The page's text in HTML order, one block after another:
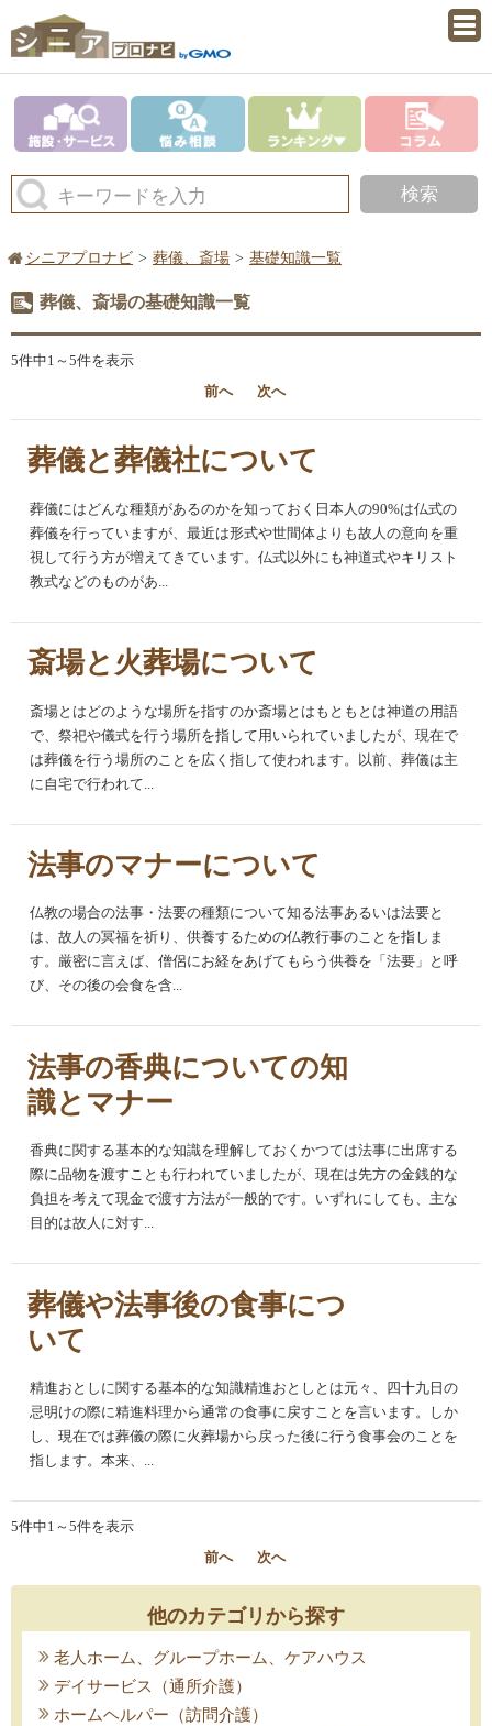
キーワードを入力 検索
シニアプロナビ 葬儀、斎場 基礎知識一覧
葬儀、斎場の基礎知識一覧
5件中1～5件を表示
前へ 次へ
葬儀と葬儀社について
葬儀にはどんな種類があるのかを知っておく日本人の90%は仏式の
葬儀を行っていますが、最近は形式や世間体よりも故人の意向を重
視して行う方が増えてきています。仏式以外にも神道式やキリスト
教式などのものがあ...
斎場と火葬場について
斎場とはどのような場所を指すのか斎場とはもともとは神道の用語
で、祭祀や儀式を行う場所を指して用いられていましたが、現在で
は葬儀を行う場所のことを広く指して使われます。以前、葬儀は主
に自宅で行われて...
法事のマナーについて
仏教の場合の法事・法要の種類について知る法事あるいは法要と
は、故人の冥福を祈り、供養するための仏教行事のことを指しま
す。厳密に言えば、僧侶にお経をあげてもらう供養を「法要」と呼
び、その後の会食を含...
法事の香典についての知
識とマナー
香典に関する基本的な知識を理解しておくかつては法事に出席する
際に品物を渡すことも行われていましたが、現在は先方の金銭的な
負担を考えて現金で渡す方法が一般的です。いずれにしても、主な
目的は故人に対す...
葬儀や法事後の食事につ
いて
精進おとしに関する基本的な知識精進おとしとは元々、四十九日の
忌明けの際に精進料理から通常の食事に戻すことを言います。しか
し、現在では葬儀の際に火葬場から戻った後に行う食事会のことを
指します。本来、...
5件中1～5件を表示
前へ 次へ
他のカテゴリから探す
老人ホーム、グループホーム、ケアハウス
デイサービス（通所介護）
ホームヘルパー（訪問介護）